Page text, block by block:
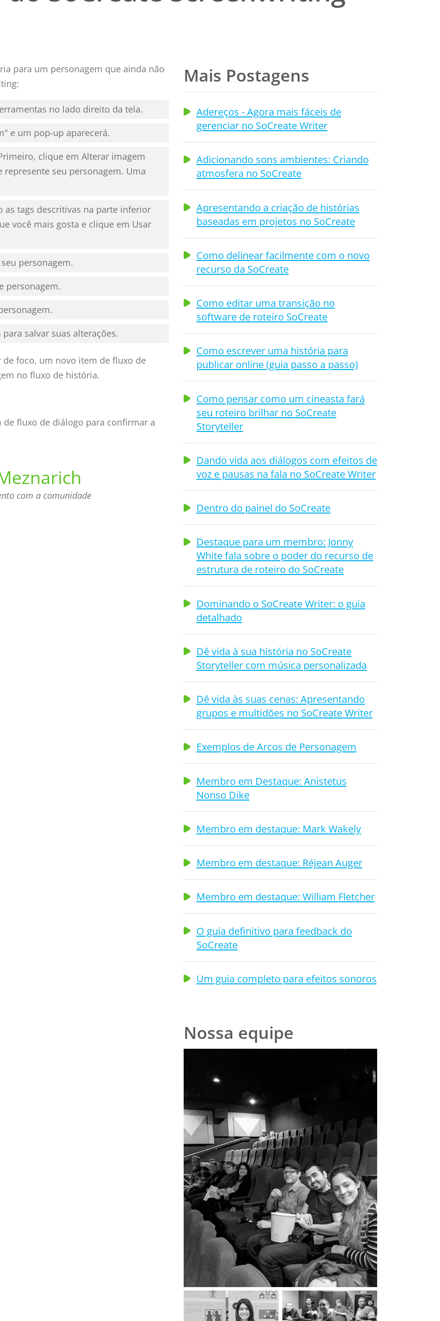
para um personagem que ainda não
no lado direito da tela.
e um pop-up aparecerá.
clique em Alterar imagem
seu personagem. Uma
tags descritivas na parte inferior
você mais gosta e clique em Usar
personagem.
personagem.
salvar suas alterações.
foco, um novo item de fluxo de
no fluxo de história.
fluxo de diálogo para confirmar a
com a comunidade
Mais Postagens
Adereços - Agora mais fáceis de
gerenciar no SoCreate Writer
Adicionando sons ambientes: Criando
atmosfera no SoCreate
Apresentando a criação de histórias
baseadas em projetos no SoCreate
Como delinear facilmente com o novo
recurso da SoCreate
Como editar uma transição no
software de roteiro SoCreate
Como escrever uma história para
publicar online (guia passo a passo)
Como pensar como um cineasta fará
seu roteiro brilhar no SoCreate
Storyteller
Dando vida aos diálogos com efeitos de
voz e pausas na fala no SoCreate Writer
Dentro do painel do SoCreate
Destaque para um membro: Jonny
White fala sobre o poder do recurso de
estrutura de roteiro do SoCreate
Dominando o SoCreate Writer: o guia
detalhado
Dê vida à sua história no SoCreate
Storyteller com música personalizada
Dê vida às suas cenas: Apresentando
grupos e multidões no SoCreate Writer
Exemplos de Arcos de Personagem
Membro em Destaque: Anistetus
Nonso Dike
Membro em destaque: Mark Wakely
Membro em destaque: Réjean Auger
Membro em destaque: William Fletcher
O guia definitivo para feedback do
SoCreate
Um guia completo para efeitos sonoros
Nossa equipe